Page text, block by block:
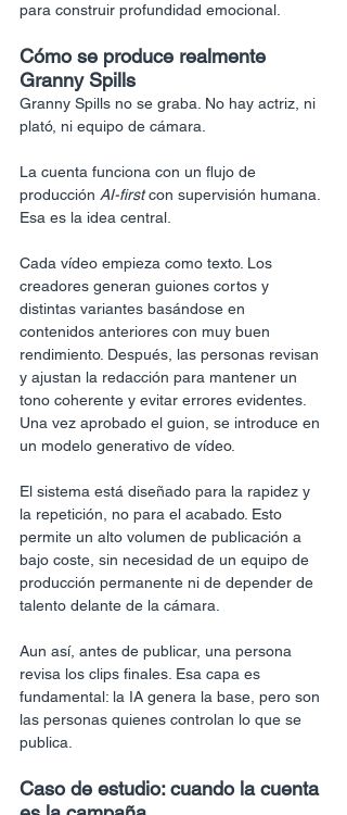
para construir profundidad emocional.
Cómo se produce realmente
Granny Spills
Granny Spills no se graba. No hay actriz, ni
plató, ni equipo de cámara.
La cuenta funciona con un flujo de
producción AI-first con supervisión humana.
Esa es la idea central.
Cada vídeo empieza como texto. Los
creadores generan guiones cortos y
distintas variantes basándose en
contenidos anteriores con muy buen
rendimiento. Después, las personas revisan
y ajustan la redacción para mantener un
tono coherente y evitar errores evidentes.
Una vez aprobado el guion, se introduce en
un modelo generativo de vídeo.
El sistema está diseñado para la rapidez y
la repetición, no para el acabado. Esto
permite un alto volumen de publicación a
bajo coste, sin necesidad de un equipo de
producción permanente ni de depender de
talento delante de la cámara.
Aun así, antes de publicar, una persona
revisa los clips finales. Esa capa es
fundamental: la IA genera la base, pero son
las personas quienes controlan lo que se
publica.
Caso de estudio: cuando la cuenta